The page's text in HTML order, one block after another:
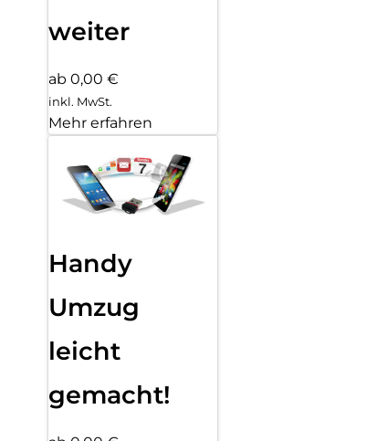
weiter
ab 0,00 €
inkl. MwSt.
Mehr erfahren
Handy
Umzug
leicht
gemacht!